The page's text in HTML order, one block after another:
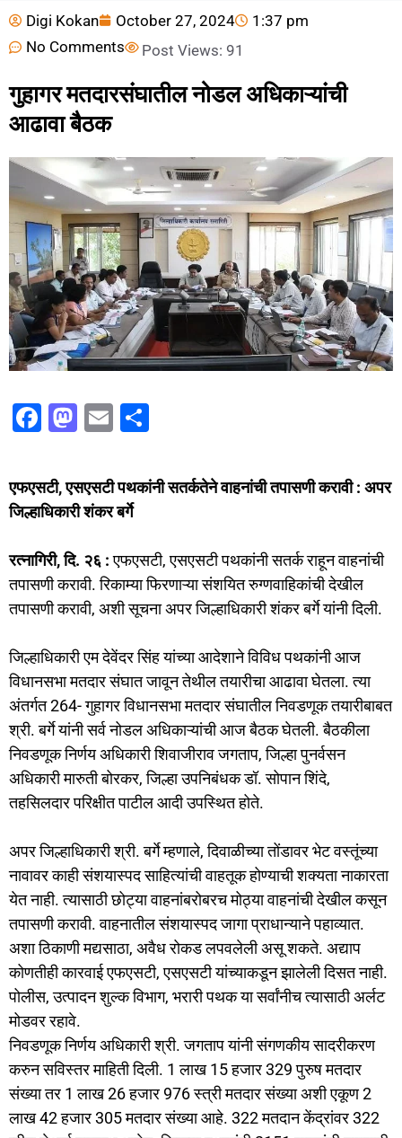
Digi Kokan October 27, 2024
1:37 pm
No Comments
Post Views: 91
गुहागर मतदारसंघातील नोडल अधिकाऱ्यांची
आढावा बैठक
F
c
e
o
o
k
M
st
o
o
n
E
ai
l
ar
e
एफएसटी, एसएसटी पथकांनी सतर्कतेने वाहनांची तपासणी करावी : अपर
जिल्हाधिकारी शंकर बर्गे
रत्नागिरी, दि. २६ :एफएसटी, एसएसटी पथकांनी सतर्क राहून वाहनांची
तपासणी करावी. रिकाम्या फिरणाऱ्या संशयित रुग्णवाहिकांची देखील
तपासणी करावी, अशी सूचना अपर जिल्हाधिकारी शंकर बर्गे यांनी दिली.
जिल्हाधिकारी एम देवेंदर सिंह यांच्या आदेशाने विविध पथकांनी आज
विधानसभा मतदार संघात जावून तेथील तयारीचा आढावा घेतला. त्या
अंतर्गत 264- गुहागर विधानसभा मतदार संघातील निवडणूक तयारीबाबत
श्री. बर्गे यांनी सर्व नोडल अधिकाऱ्यांची आज बैठक घेतली. बैठकीला
निवडणूक निर्णय अधिकारी शिवाजीराव जगताप, जिल्हा पुनर्वसन
अधिकारी मारुती बोरकर, जिल्हा उपनिबंधक डॉ. सोपान शिंदे,
तहसिलदार परिक्षीत पाटील आदी उपस्थित होते.
अपर जिल्हाधिकारी श्री. बर्गे म्हणाले, दिवाळीच्या तोंडावर भेट वस्तूंच्या
नावावर काही संशयास्पद साहित्यांची वाहतूक होण्याची शक्यता नाकारता
येत नाही. त्यासाठी छोट्या वाहनांबरोबरच मोठ्या वाहनांची देखील कसून
तपासणी करावी. वाहनातील संशयास्पद जागा प्राधान्याने पहाव्यात.
अशा ठिकाणी मद्यसाठा, अवैध रोकड लपवलेली असू शकते. अद्याप
कोणतीही कारवाई एफएसटी, एसएसटी यांच्याकडून झालेली दिसत नाही.
पोलीस, उत्पादन शुल्क विभाग, भरारी पथक या सर्वांनीच त्यासाठी अर्लट
मोडवर रहावे.
निवडणूक निर्णय अधिकारी श्री. जगताप यांनी संगणकीय सादरीकरण
करुन सविस्तर माहिती दिली. 1 लाख 15 हजार 329 पुरुष मतदार
संख्या तर 1 लाख 26 हजार 976 स्त्री मतदार संख्या अशी एकूण 2
लाख 42 हजार 305 मतदार संख्या आहे. 322 मतदान केंद्रांवर 322